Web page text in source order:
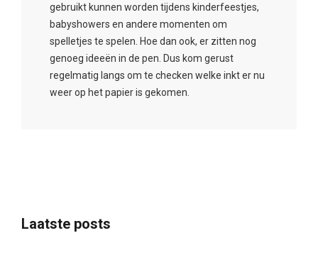
gebruikt kunnen worden tijdens kinderfeestjes,
babyshowers en andere momenten om
spelletjes te spelen. Hoe dan ook, er zitten nog
genoeg ideeën in de pen. Dus kom gerust
regelmatig langs om te checken welke inkt er nu
weer op het papier is gekomen.
Laatste posts